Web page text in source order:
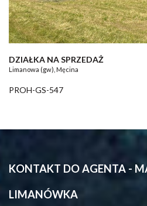
DZIAŁKA NA SPRZEDAŻ
Limanowa (gw), Męcina
PROH-GS-547
KONTAKT DO AGENTA -
LIMANÓWKA